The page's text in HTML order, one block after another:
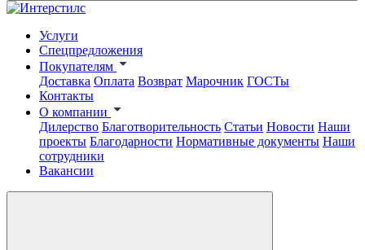
Услуги
Спецпредложения
Покупателям
Доставка Оплата Возврат Марочник ГОСТы
Контакты
О компании
Дилерство Благотворительность Статьи Новости Наши
проекты Благодарности Нормативные документы Наши
сотрудники
Вакансии